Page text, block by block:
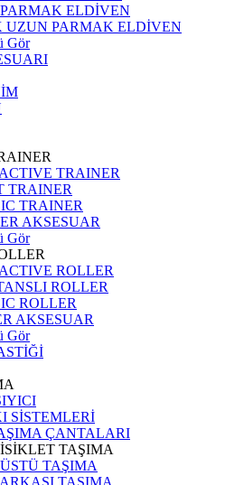
ELDİVEN
UZUN PARMAK ELDİVEN
Gör
TRAINER
TRAINER
TRAINER
AKSESUAR
Gör
ROLLER
ROLLER
ROLLER
AKSESUAR
Gör
SİSTEMLERİ
ÇANTALARI
TAŞIMA
TAŞIMA
TAŞIMA